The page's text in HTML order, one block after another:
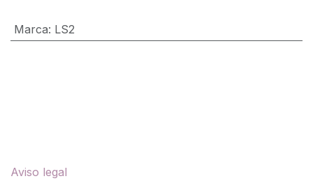
Marca: LS2
Aviso legal